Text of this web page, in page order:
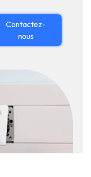
Contactez-
nous